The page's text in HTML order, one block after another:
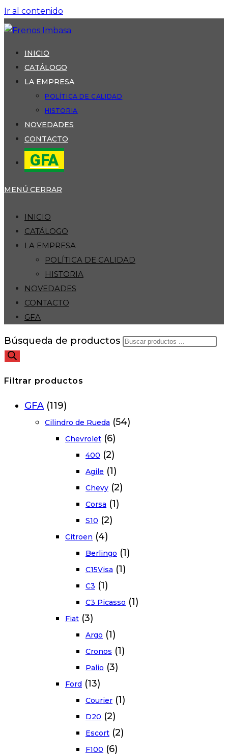
Ir al contenido
INICIO
CATÁLOGO
LA EMPRESA
POLÍTICA DE CALIDAD
HISTORIA
NOVEDADES
CONTACTO
GFA
MENÚ CERRAR
INICIO
CATÁLOGO
LA EMPRESA
POLÍTICA DE CALIDAD
HISTORIA
NOVEDADES
CONTACTO
GFA
Búsqueda de productos
Filtrar productos
GFA (119)
Cilindro de Rueda (54)
Chevrolet (6)
400 (2)
Agile (1)
Chevy (2)
Corsa (1)
S10 (2)
Citroen (4)
Berlingo (1)
C15Visa (1)
C3 (1)
C3 Picasso (1)
Fiat (3)
Argo (1)
Cronos (1)
Palio (3)
Ford (13)
Courier (1)
D20 (2)
Escort (2)
F100 (6)